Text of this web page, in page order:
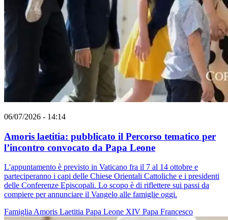
06/07/2026 - 14:14
Amoris laetitia: pubblicato il Percorso tematico per
l’incontro convocato da Papa Leone
L'appuntamento è previsto in Vaticano fra il 7 al 14 ottobre e
parteciperanno i capi delle Chiese Orientali Cattoliche e i presidenti
delle Conferenze Episcopali. Lo scopo è di riflettere sui passi da
compiere per annunciare il Vangelo alle famiglie oggi.
Famiglia Amoris Laetitia Papa Leone XIV Papa Francesco